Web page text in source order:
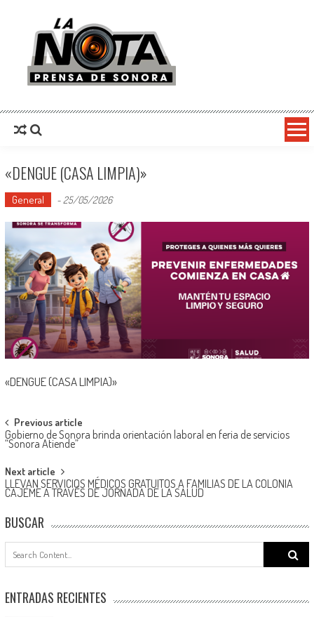
La Nota Prensa De Sonora
«DENGUE (CASA LIMPIA)»
General - 25/05/2026
«DENGUE (CASA LIMPIA)»
Post
navigation
Previous article
Gobierno de Sonora brinda orientación laboral en feria de servicios
“Sonora Atiende”
Next article
LLEVAN SERVICIOS MÉDICOS GRATUITOS A FAMILIAS DE LA COLONIA
CAJEME A TRAVÉS DE JORNADA DE LA SALUD
BUSCAR
Search
for:
ENTRADAS RECIENTES